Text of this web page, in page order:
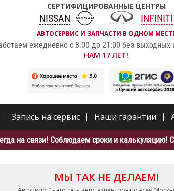
СЕРТИФИЦИРОВАННЫЕ ЦЕНТРЫ
NISSAN INFINITI
АВТОСЕРВИС И ЗАПЧАСТИ В ОДНОМ
ежедневно с 8:00 до 21:00 без выходных
НАМ 17 ЛЕТ!
Запись на сервис Наши гарантии
на связи! Соблюдаем сроки и калькуляцию!
МЫ ТАК НЕ ДЕЛАЕМ!